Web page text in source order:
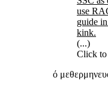
use
guide
kink.
(...)
Click to
ό